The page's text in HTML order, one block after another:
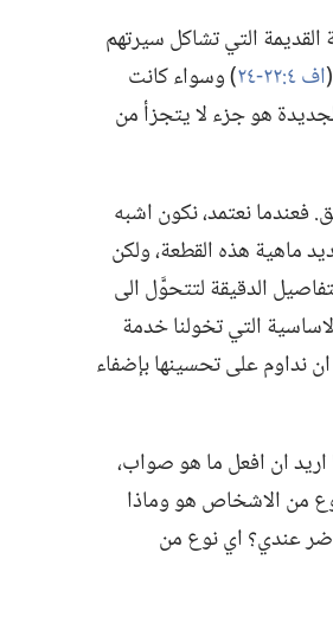
التي تشاكل سيرتهم
اف ٤:‏٢٢-‏٢٤
‏)‏ وسواء كانت
هو جزء لا يتجزأ من
فعندما نعتمد،‏ نكون اشبه
ماهية هذه القطعة،‏ ولكن
الدقيقة لتتحوَّل الى
التي تخولنا خدمة
نداوم على تحسينها بإضفاء
ان افعل ما هو صواب،‏
من الاشخاص هو وماذا
عندي؟‏ اي نوع من